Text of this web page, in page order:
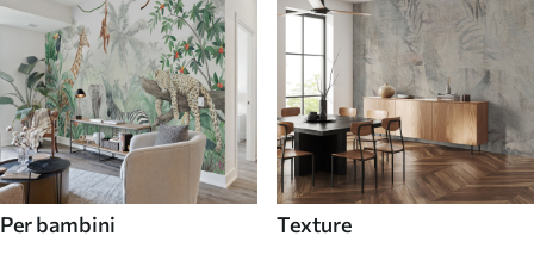
Per bambini Texture